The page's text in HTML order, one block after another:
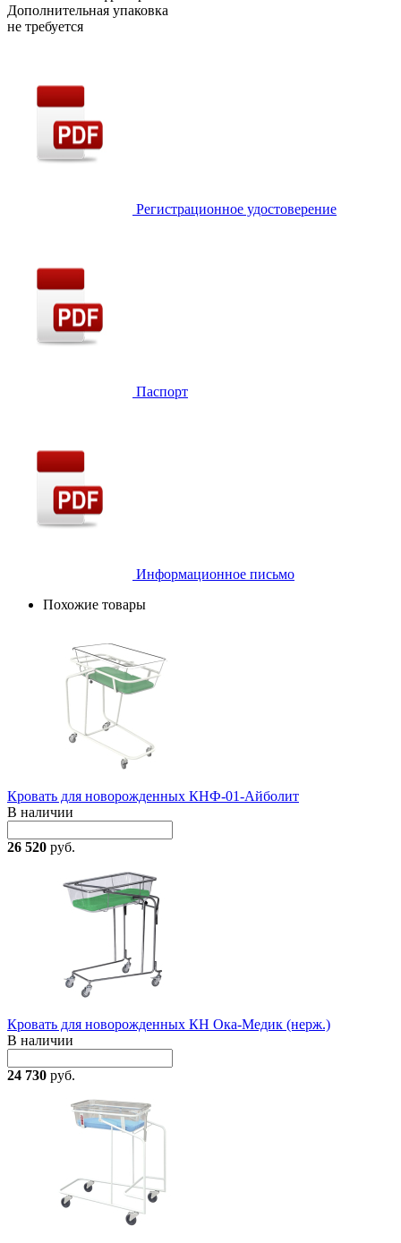
Дополнительная упаковка
не требуется
Регистрационное удостоверение
Паспорт
Информационное письмо
Похожие товары
Кровать для новорожденных КНФ-01-Айболит
В наличии
26 520 руб.
Кровать для новорожденных КН Ока-Медик (нерж.)
В наличии
24 730 руб.